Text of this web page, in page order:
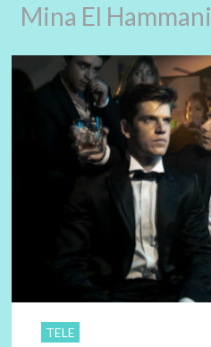
Mina El Hammani
TELE